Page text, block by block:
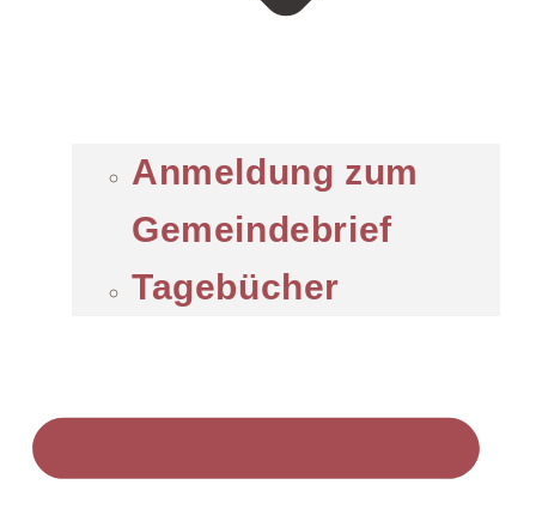
Anmeldung zum
Gemeindebrief
Tagebücher